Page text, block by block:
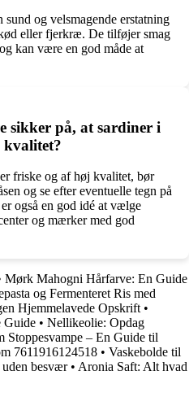
og velsmagende erstatning
eller fjerkræ. De tilføjer smag
kan være en god måde at
sikker på, at sardiner i
kvalitet?
friske og af høj kvalitet, bør
og se efter eventuelle tegn på
også en god idé at vælge
og mærker med god
Mørk Mahogni Hårfarve: En Guide
og Fermenteret Ris med
Hjemmelavede Opskrift •
Guide • Nellikeolie: Opdag
Stoppesvampe – En Guide til
7611916124518 • Vaskebolde til
besvær• Aronia Saft: Alt hvad